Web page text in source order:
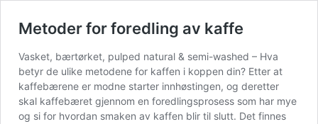
Metoder for foredling av kaffe
Vasket, bærtørket, pulped natural & semi-washed – Hva
betyr de ulike metodene for kaffen i koppen din? Etter at
kaffebærene er modne starter innhøstingen, og deretter
skal kaffebæret gjennom en foredlingsprosess som har mye
og si for hvordan smaken av kaffen blir til slutt. Det finnes